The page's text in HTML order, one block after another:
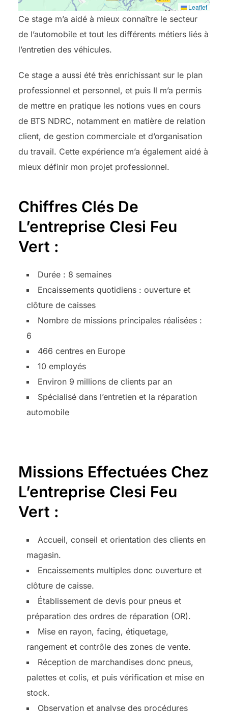
Leaflet
Ce stage m’a aidé à mieux connaître le secteur
de l’automobile et tout les différents métiers liés à
l’entretien des véhicules.
Ce stage a aussi été très enrichissant sur le plan
professionnel et personnel, et puis Il m’a permis
de mettre en pratique les notions vues en cours
de BTS NDRC, notamment en matière de relation
client, de gestion commerciale et d’organisation
du travail. Cette expérience m’a également aidé à
mieux définir mon projet professionnel.
Chiffres Clés De
L’entreprise Clesi Feu
Vert :
Durée : 8 semaines
Encaissements quotidiens : ouverture et
clôture de caisses
Nombre de missions principales réalisées :
6
466 centres en Europe
10 employés
Environ 9 millions de clients par an
Spécialisé dans l’entretien et la réparation
automobile
Missions Effectuées Chez
L’entreprise Clesi Feu
Vert :
Accueil, conseil et orientation des clients en
magasin.
Encaissements multiples donc ouverture et
clôture de caisse.
Établissement de devis pour pneus et
préparation des ordres de réparation (OR).
Mise en rayon, facing, étiquetage,
rangement et contrôle des zones de vente.
Réception de marchandises donc pneus,
palettes et colis, et puis vérification et mise en
stock.
Observation et analyse des procédures